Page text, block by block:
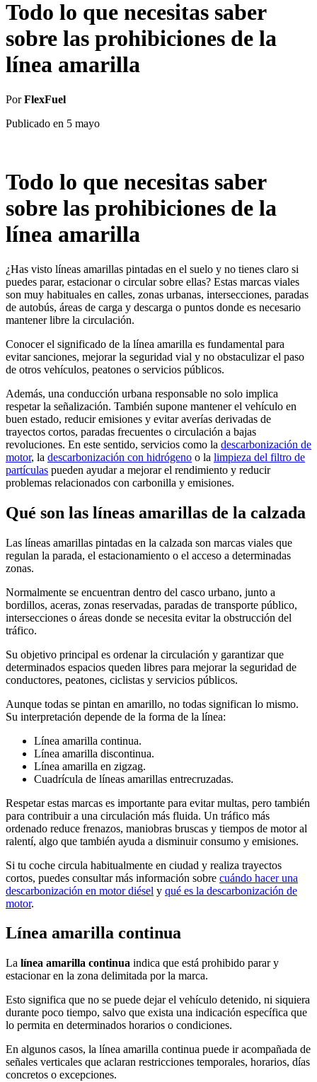
Todo lo que necesitas saber
sobre las prohibiciones de la
línea amarilla
PorFlexFuel
Publicado en 5 mayo
Todo lo que necesitas saber
sobre las prohibiciones de la
línea amarilla
¿Has visto líneas amarillas pintadas en el suelo y no tienes claro si
puedes parar, estacionar o circular sobre ellas? Estas marcas viales
son muy habituales en calles, zonas urbanas, intersecciones, paradas
de autobús, áreas de carga y descarga o puntos donde es necesario
mantener libre la circulación.
Conocer el significado de la línea amarilla es fundamental para
evitar sanciones, mejorar la seguridad vial y no obstaculizar el paso
de otros vehículos, peatones o servicios públicos.
Además, una conducción urbana responsable no solo implica
respetar la señalización. También supone mantener el vehículo en
buen estado, reducir emisiones y evitar averías derivadas de
trayectos cortos, paradas frecuentes o circulación a bajas
revoluciones. En este sentido, servicios como la descarbonización de
motor, la descarbonización con hidrógeno o la limpieza del filtro de
partículas pueden ayudar a mejorar el rendimiento y reducir
problemas relacionados con carbonilla y emisiones.
Qué son las líneas amarillas de la calzada
Las líneas amarillas pintadas en la calzada son marcas viales que
regulan la parada, el estacionamiento o el acceso a determinadas
zonas.
Normalmente se encuentran dentro del casco urbano, junto a
bordillos, aceras, zonas reservadas, paradas de transporte público,
intersecciones o áreas donde se necesita evitar la obstrucción del
tráfico.
Su objetivo principal es ordenar la circulación y garantizar que
determinados espacios queden libres para mejorar la seguridad de
conductores, peatones, ciclistas y servicios públicos.
Aunque todas se pintan en amarillo, no todas significan lo mismo.
Su interpretación depende de la forma de la línea:
Línea amarilla continua.
Línea amarilla discontinua.
Línea amarilla en zigzag.
Cuadrícula de líneas amarillas entrecruzadas.
Respetar estas marcas es importante para evitar multas, pero también
para contribuir a una circulación más fluida. Un tráfico más
ordenado reduce frenazos, maniobras bruscas y tiempos de motor al
ralentí, algo que también ayuda a disminuir consumo y emisiones.
Si tu coche circula habitualmente en ciudad y realiza trayectos
cortos, puedes consultar más información sobre cuándo hacer una
descarbonización en motor diésel y qué es la descarbonización de
motor.
Línea amarilla continua
La línea amarilla continua indica que está prohibido parar y
estacionar en la zona delimitada por la marca.
Esto significa que no se puede dejar el vehículo detenido, ni siquiera
durante poco tiempo, salvo que exista una indicación específica que
lo permita en determinados horarios o condiciones.
En algunos casos, la línea amarilla continua puede ir acompañada de
señales verticales que aclaran restricciones temporales, horarios, días
concretos o excepciones.